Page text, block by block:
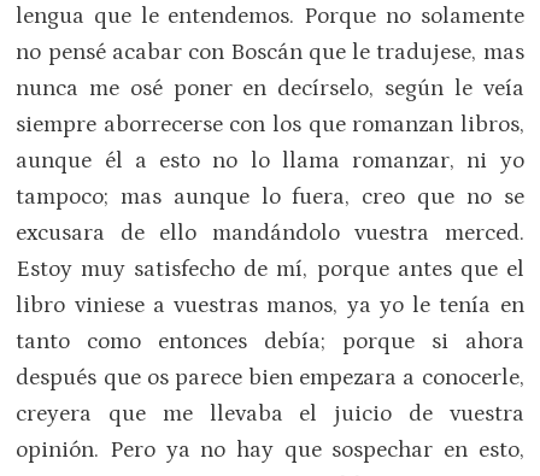
lengua que le entendemos. Porque no solamente
no pensé acabar con Boscán que le tradujese, mas
nunca me osé poner en decírselo, según le veía
siempre aborrecerse con los que romanzan libros,
aunque él a esto no lo llama romanzar, ni yo
tampoco; mas aunque lo fuera, creo que no se
excusara de ello mandándolo vuestra merced.
Estoy muy satisfecho de mí, porque antes que el
libro viniese a vuestras manos, ya yo le tenía en
tanto como entonces debía; porque si ahora
después que os parece bien empezara a conocerle,
creyera que me llevaba el juicio de vuestra
opinión. Pero ya no hay que sospechar en esto,